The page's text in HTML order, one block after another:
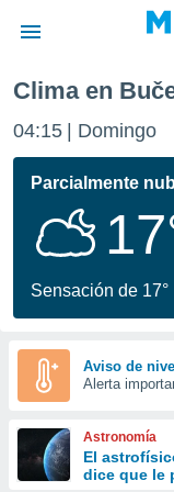
de
ha sido
que se
calidad.
a este
las
y
forma
digital
basada
Clima en
04:15 Domingo
Parcialmente
Sensación de 17°
Aviso de
Alerta
Astronomía
El
dice que le